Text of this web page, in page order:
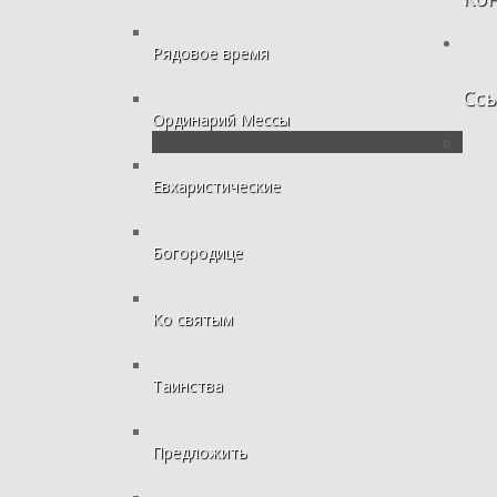
Рядовое время
Ординарий Мессы
Евхаристические
Богородице
Ко святым
Таинства
Предложить